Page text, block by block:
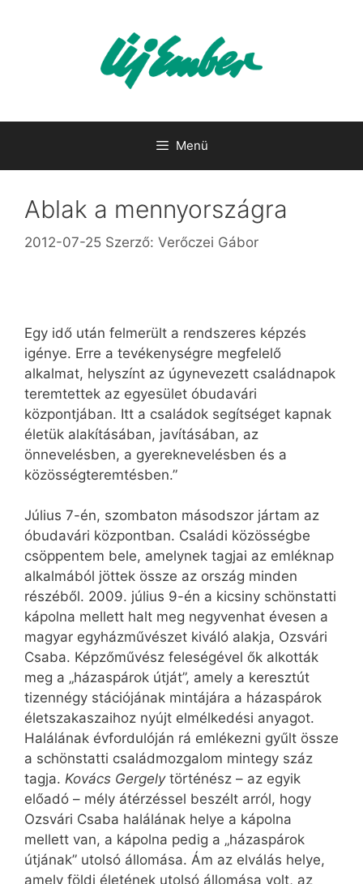
Menü
Ablak a mennyországra
2012-07-25 Szerző: Verőczei Gábor
Egy idő után felmerült a rendszeres képzés
igénye. Erre a tevékenységre megfelelő
alkalmat, helyszínt az úgynevezett családnapok
teremtettek az egyesület óbudavári
központjában. Itt a családok segítséget kapnak
életük alakításában, javításában, az
önnevelésben, a gyereknevelésben és a
közösségteremtésben.”
Július 7-én, szombaton másodszor jártam az
óbudavári központban. Családi közösségbe
csöppentem bele, amelynek tagjai az emléknap
alkalmából jöttek össze az ország minden
részéből. 2009. július 9-én a kicsiny schönstatti
kápolna mellett halt meg negyvenhat évesen a
magyar egyházművészet kiváló alakja, Ozsvári
Csaba. Képzőművész feleségével ők alkották
meg a „házaspárok útját”, amely a keresztút
tizennégy stációjának mintájára a házaspárok
életszakaszaihoz nyújt elmélkedési anyagot.
Halálának évfordulóján rá emlékezni gyűlt össze
a schönstatti családmozgalom mintegy száz
tagja. Kovács Gergely történész – az egyik
előadó – mély átérzéssel beszélt arról, hogy
Ozsvári Csaba halálának helye a kápolna
mellett van, a kápolna pedig a „házaspárok
útjának” utolsó állomása. Ám az elválás helye,
amely földi életének utolsó állomása volt, az